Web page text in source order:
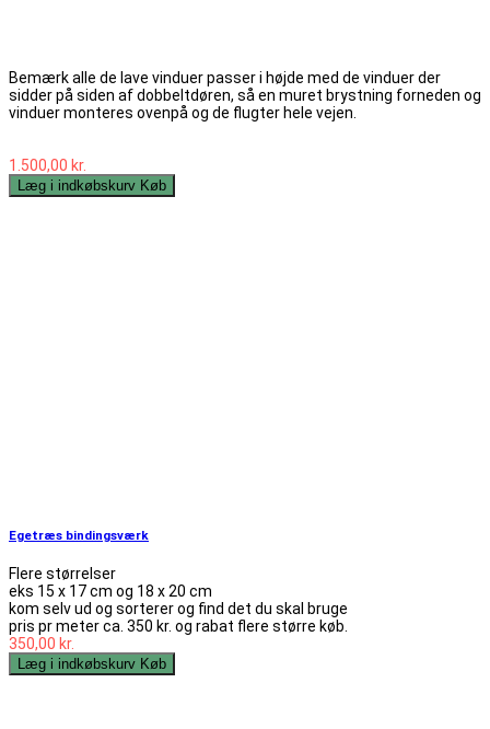
Bemærk alle de lave vinduer passer i højde med de vinduer der
sidder på siden af dobbeltdøren, så en muret brystning forneden og
vinduer monteres ovenpå og de flugter hele vejen.
1.500,00 kr.
Læg i indkøbskurv Køb
Egetræs bindingsværk
Flere størrelser
eks 15 x 17 cm og 18 x 20 cm
kom selv ud og sorterer og find det du skal bruge
pris pr meter ca. 350 kr. og rabat flere større køb.
350,00 kr.
Læg i indkøbskurv Køb